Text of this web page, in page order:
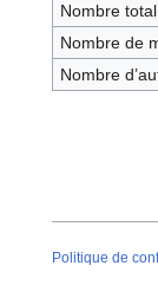
Nombre
Nombre de
Nombre
Politique de